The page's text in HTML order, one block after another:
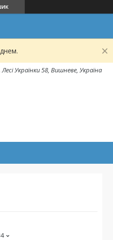
Українки 58, Вишневе, Україна